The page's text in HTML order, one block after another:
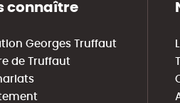
connaître
Georges Truffaut
de Truffaut